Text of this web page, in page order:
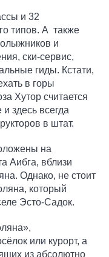
и 32
типов. А также
и
ски-сервис,
гиды. Кстати,
в горы
Хутор считается
здесь всегда
в штат.
на
Аибга, вблизи
Однако, не стоит
который
Эсто-Садок.
или курорт, а
из абсолютно